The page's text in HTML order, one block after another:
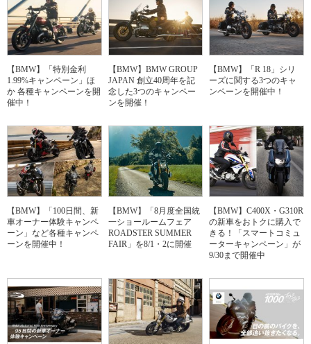
【BMW】「特別金利
1.99%キャンペーン」ほ
か 各種キャンペーンを開
催中！
【BMW】BMW GROUP
JAPAN 創立40周年を記
念した3つのキャンペー
ンを開催！
【BMW】「R 18」シリ
ーズに関する3つのキャ
ンペーンを開催中！
【BMW】「100日間、新
車オーナー体験キャンペ
ーン」など各種キャンペ
ーンを開催中！
【BMW】「8月度全国統
一ショールームフェア
ROADSTER SUMMER
FAIR」を8/1・2に開催
【BMW】C400X・G310R
の新車をおトクに購入で
きる！「スマートコミュ
ーターキャンペーン」が
9/30まで開催中